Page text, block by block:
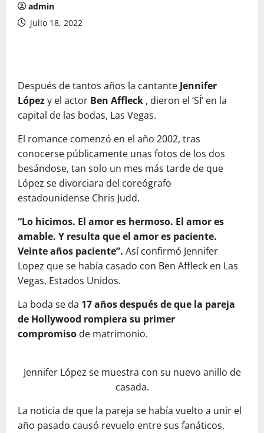
admin
julio 18, 2022
Después de tantos años la cantante Jennifer
Lópezy el actor Ben Affleck , dieron el ‘SÍ’ en la
capital de las bodas, Las Vegas.
El romance comenzó en el año 2002, tras
conocerse públicamente unas fotos de los dos
besándose, tan solo un mes más tarde de que
López se divorciara del coreógrafo
estadounidense Chris Judd.
“Lo hicimos. El amor es hermoso. El amor es
amable. Y resulta que el amor es paciente.
Veinte años paciente”. Así confirmó Jennifer
Lopez que se había casado con Ben Affleck en Las
Vegas, Estados Unidos.
La boda se da 17 años después de que la pareja
de Hollywood rompiera su primer
compromiso de matrimonio.
Jennifer López se muestra con su nuevo anillo de
casada.
La noticia de que la pareja se había vuelto a unir el
año pasado causó revuelo entre sus fanáticos,